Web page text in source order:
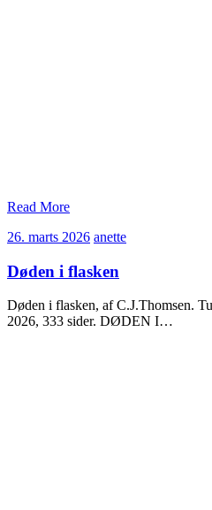
Read More
26. marts 202626.
2026
anetteanette
Døden i flasken
Døden i flasken, af C.J.Thomsen.
2026, 333 sider. DØDEN I…